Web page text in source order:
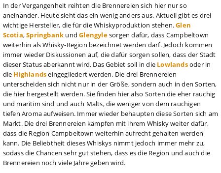
In der Vergangenheit reihten die Brennereien sich hier nur so
aneinander. Heute sieht das ein wenig anders aus. Aktuell gibt es drei
wichtige Hersteller, die für die Whiskyproduktion stehen.Glen
Scotia,Springbank undGlengylesorgen dafür, dass Campbeltown
weiterhin als Whisky-Region bezeichnet werden darf. Jedoch kommen
immer wieder Diskussionen auf, die dafür sorgen sollen, dass der Stadt
dieser Status aberkannt wird. Das Gebiet soll in die Lowlandsoder in
die Highlandseingegliedert werden. Die drei Brennereien
unterscheiden sich nicht nur in der Größe, sondern auch in den Sorten,
die hier hergestellt werden. Sie finden hier also Sorten die eher rauchig
und maritim sind und auch Malts, die weniger von dem rauchigen
tiefen Aroma aufweisen. Immer wieder behaupten diese Sorten sich am
Markt. Die drei Brennereien kämpfen mit ihrem Whisky weiter dafür,
dass die Region Campbeltown weiterhin aufrecht gehalten werden
kann. Die Beliebtheit dieses Whiskys nimmt jedoch immer mehr zu,
sodass die Chancen sehr gut stehen, dass es die Region und auch die
Brennereien noch viele Jahre geben wird.